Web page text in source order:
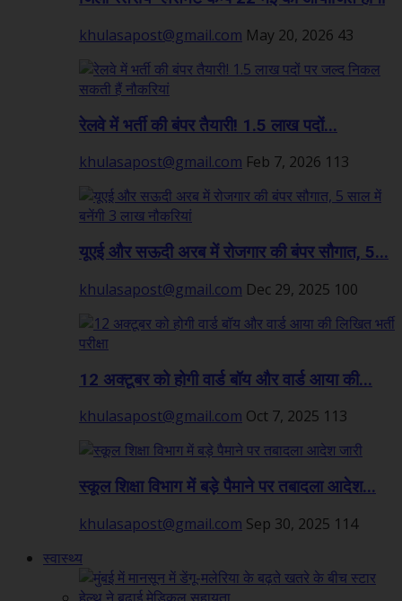
khulasapost@gmail.com May 20, 2026 43
रेलवे में भर्ती की बंपर तैयारी! 1.5 लाख पदों...
khulasapost@gmail.com Feb 7, 2026 113
यूएई और सऊदी अरब में रोजगार की बंपर सौगात, 5...
khulasapost@gmail.com Dec 29, 2025 100
12 अक्टूबर को होगी वार्ड बॉय और वार्ड आया की...
khulasapost@gmail.com Oct 7, 2025 113
स्कूल शिक्षा विभाग में बड़े पैमाने पर तबादला आदेश...
khulasapost@gmail.com Sep 30, 2025 114
स्वास्थ्य